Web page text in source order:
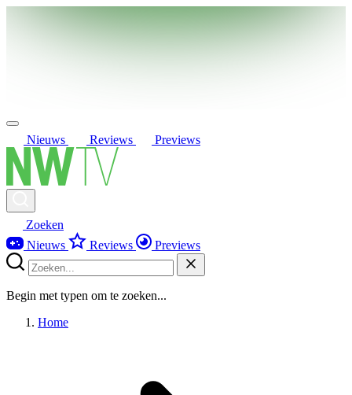
Nieuws Reviews Previews
Zoeken
Nieuws
Reviews Previews
Begin met typen om te zoeken...
Home